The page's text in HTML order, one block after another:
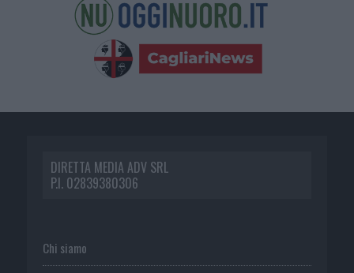
DIRETTA MEDIA ADV SRL
P.I. 02839380306
Chi siamo